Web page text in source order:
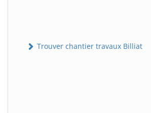
Trouver chantier travaux Billiat